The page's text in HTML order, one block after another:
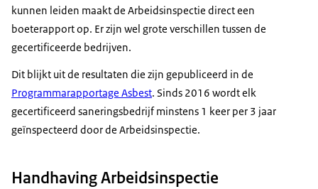
kunnen leiden maakt de Arbeidsinspectie direct een
boeterapport op. Er zijn wel grote verschillen tussen de
gecertificeerde bedrijven.
Dit blijkt uit de resultaten die zijn gepubliceerd in de
Programmarapportage Asbest. Sinds 2016 wordt elk
gecertificeerd saneringsbedrijf minstens 1 keer per 3 jaar
geïnspecteerd door de Arbeidsinspectie.
Handhaving Arbeidsinspectie